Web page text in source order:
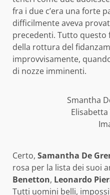
fra i due c’era una forte
difficilmente aveva
precedenti. Tutto questo
della rottura del
improvvisamente,
di nozze imminenti.
Smantha
Certo, Samantha De
rosa per la lista dei suoi
Benetton, Leonardo
Tutti uomini belli,